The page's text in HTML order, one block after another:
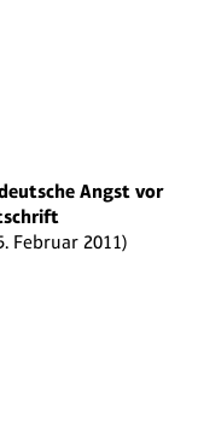
Angst vor
Februar 2011)